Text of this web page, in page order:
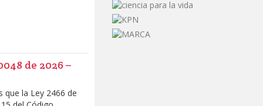
de 2026 –
que la Ley 2466 de